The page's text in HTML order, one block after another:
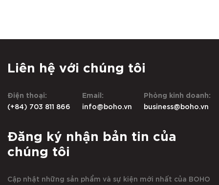
Liên hệ với chúng tôi
Điện thoại:
(+84) 703 811 866
Email:
info@boho.vn
Phòng kinh doanh:
business@boho.vn
Đăng ký nhận bản tin của
chúng tôi
Cập nhật những sản phẩm và sự kiện mới nhất của BOHO